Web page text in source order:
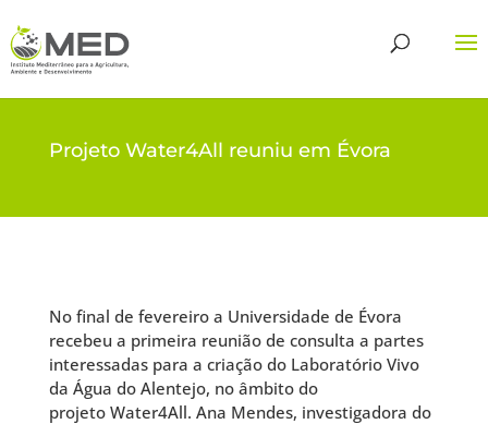
Projeto Water4All reuniu em Évora
No final de fevereiro a Universidade de Évora
recebeu a primeira reunião de consulta a partes
interessadas para a criação do Laboratório Vivo
da Água do Alentejo, no âmbito do
projeto Water4All. Ana Mendes, investigadora do